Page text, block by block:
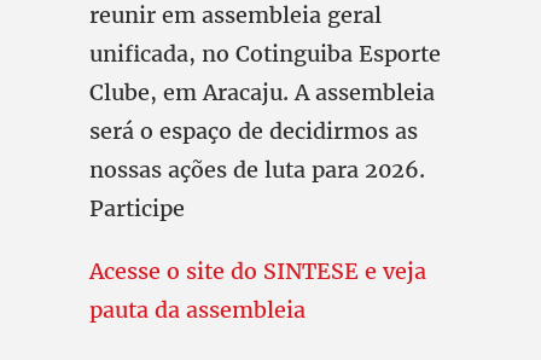
reunir em assembleia geral
unificada, no Cotinguiba Esporte
Clube, em Aracaju. A assembleia
será o espaço de decidirmos as
nossas ações de luta para 2026.
Participe
Acesse o site do SINTESE e veja
pauta da assembleia